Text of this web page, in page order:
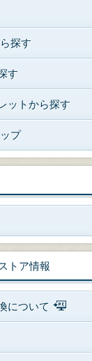
探す
す
ットから探す
プ
トア情報
について